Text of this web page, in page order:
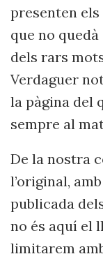
presenten
que no
dels rars
Verdaguer
la pàgina del
sempre al
De la nostra
l’original,
publicada
no és aquí el
limitarem